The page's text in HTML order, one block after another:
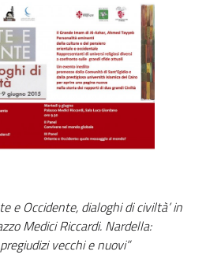
e Occidente, dialoghi di civiltà’ in
Medici Riccardi. Nardella:
vecchi e nuovi”